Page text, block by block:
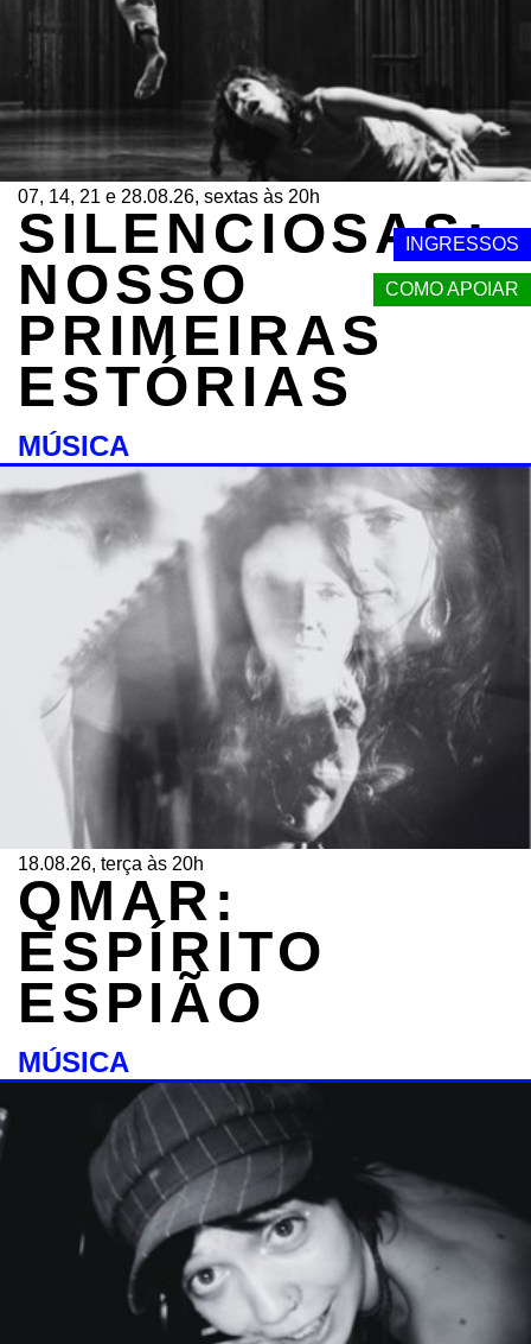
INGRESSOS
COMO APOIAR
07, 14, 21 e 28.08.26, sextas às 20h
SILENCIOSAS:
NOSSO
PRIMEIRAS
ESTÓRIAS
MÚSICA
18.08.26, terça às 20h
QMAR:
ESPÍRITO
ESPIÃO
MÚSICA